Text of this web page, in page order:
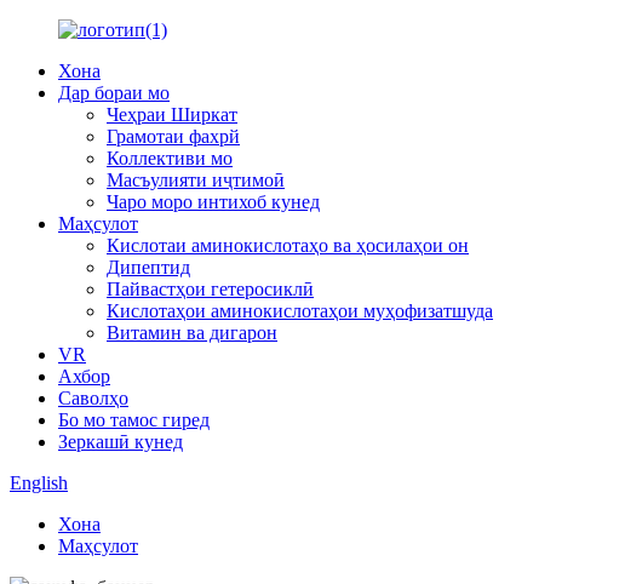
Хона
Дар бораи мо
Чеҳраи Ширкат
Грамотаи фахрй
Коллективи мо
Масъулияти иҷтимоӣ
Чаро моро интихоб кунед
Маҳсулот
Кислотаи аминокислотаҳо ва ҳосилаҳои он
Дипептид
Пайвастҳои гетеросиклӣ
Кислотаҳои аминокислотаҳои муҳофизатшуда
Витамин ва дигарон
VR
Ахбор
Саволҳо
Бо мо тамос гиред
Зеркашӣ кунед
English
Хона
Маҳсулот